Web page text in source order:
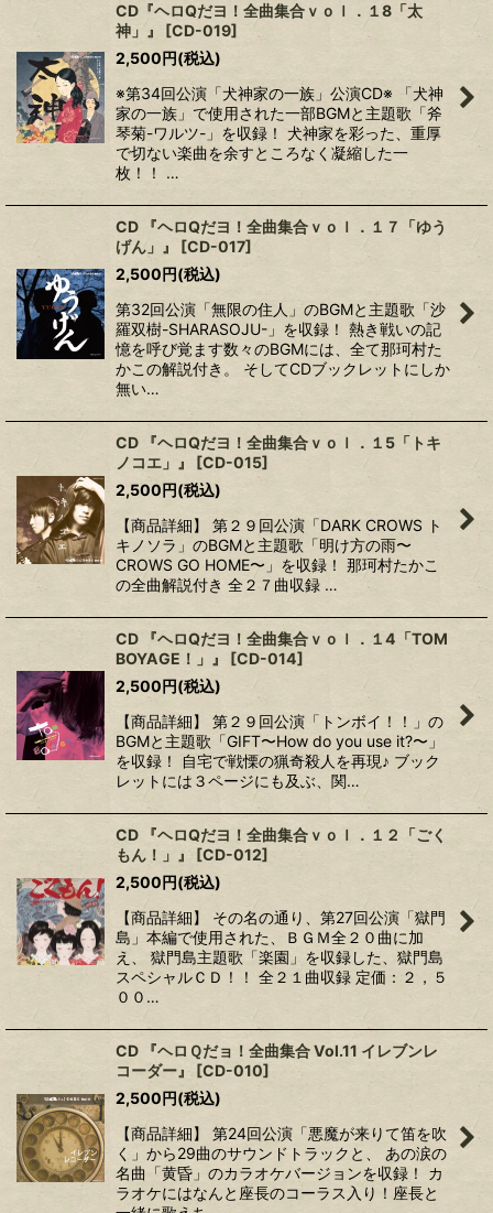
CD『ヘロQだヨ！全曲集合ｖｏｌ．１8「太
神」』
[CD-019]
2,500円(税込)
※第34回公演「犬神家の一族」公演CD※ 「犬神
家の一族」で使用された一部BGMと主題歌「斧
琴菊-ワルツ-」を収録！ 犬神家を彩った、重厚
で切ない楽曲を余すところなく凝縮した一
枚！！ …
CD 『ヘロQだヨ！全曲集合ｖｏｌ．１７「ゆう
げん」』
[CD-017]
2,500円(税込)
第32回公演「無限の住人」のBGMと主題歌「沙
羅双樹-SHARASOJU-」を収録！ 熱き戦いの記
憶を呼び覚ます数々のBGMには、全て那珂村た
かこの解説付き。 そしてCDブックレットにしか
無い…
CD 『ヘロQだヨ！全曲集合ｖｏｌ．１5「トキ
ノコエ」』
[CD-015]
2,500円(税込)
【商品詳細】 第２９回公演「DARK CROWS ト
キノソラ」のBGMと主題歌「明け方の雨〜
CROWS GO HOME〜」を収録！ 那珂村たかこ
の全曲解説付き 全２７曲収録 …
CD 『ヘロQだヨ！全曲集合ｖｏｌ．１4「TOM
BOYAGE！」』
[CD-014]
2,500円(税込)
【商品詳細】 第２９回公演「トンボイ！！」の
BGMと主題歌「GIFT〜How do you use it?〜」
を収録！ 自宅で戦慄の猟奇殺人を再現♪ ブック
レットには３ページにも及ぶ、関…
CD 『ヘロQだヨ！全曲集合ｖｏｌ．１２「ごく
もん！」』
[CD-012]
2,500円(税込)
【商品詳細】 その名の通り、第27回公演「獄門
島」本編で使用された、ＢＧＭ全２０曲に加
え、 獄門島主題歌「楽園」を収録した、獄門島
スペシャルＣＤ！！ 全２１曲収録 定価：２，５
００…
CD 『ヘロＱだョ！全曲集合 Vol.11 イレブンレ
コーダー』
[CD-010]
2,500円(税込)
【商品詳細】 第24回公演「悪魔が来りて笛を吹
く」から29曲のサウンドトラックと、 あの涙の
名曲「黄昏」のカラオケバージョンを収録！ カ
ラオケにはなんと座長のコーラス入り！座長と